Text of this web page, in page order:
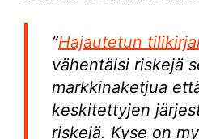
”Hajautetun
vähentäisi riskejä
markkinaketjua
keskitettyjen
riskejä. Kyse on